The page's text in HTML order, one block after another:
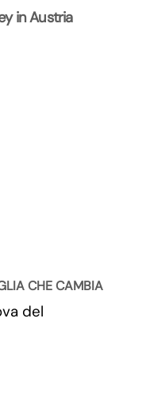
in Austria
CHE CAMBIA
del